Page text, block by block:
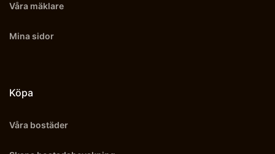
Våra mäklare
Mina sidor
Köpa
Våra bostäder